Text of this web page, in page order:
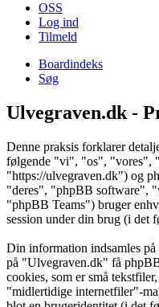
OSS
Log ind
Tilmeld
Boardindeks
Søg
Ulvegraven.dk -
Denne praksis forklarer
følgende "vi", "os", "vores",
"https://ulvegraven.dk") og
"deres", "phpBB software",
"phpBB Teams") bruger
session under din brug (i det
Din information indsamles
på "Ulvegraven.dk" få
cookies, som er små
"midlertidige internetfiler"-